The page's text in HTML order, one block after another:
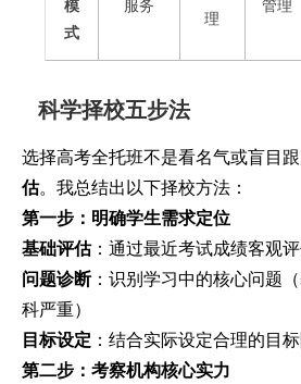
模
式
服务
理
管理
科学择校五步法
选择高考全托班不是看名气或盲目
估。我总结出以下择校方法：
第一步：明确学生需求定位
基础评估：通过最近考试成绩客观
问题诊断：识别学习中的核心问题
科严重）
目标设定 ：结合实际设定合理的目
第二步：考察机构核心实力